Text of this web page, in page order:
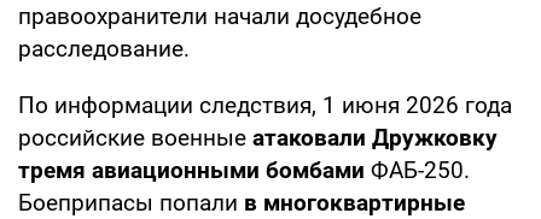
правоохранители начали досудебное
расследование.
По информации следствия, 1 июня 2026 года
российские военные атаковали Дружковку
тремя авиационными бомбами ФАБ-250.
Боеприпасы попали в многоквартирные